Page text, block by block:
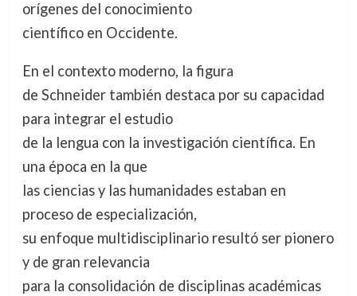
orígenes del conocimiento
científico en Occidente.
En el contexto moderno, la figura
de Schneider también destaca por su capacidad
para integrar el estudio
de la lengua con la investigación científica. En
una época en la que
las ciencias y las humanidades estaban en
proceso de especialización,
su enfoque multidisciplinario resultó ser pionero
y de gran relevancia
para la consolidación de disciplinas académicas